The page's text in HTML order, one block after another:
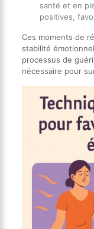
santé et en
positives,
Ces moments de
stabilité
processus de
nécessaire pour